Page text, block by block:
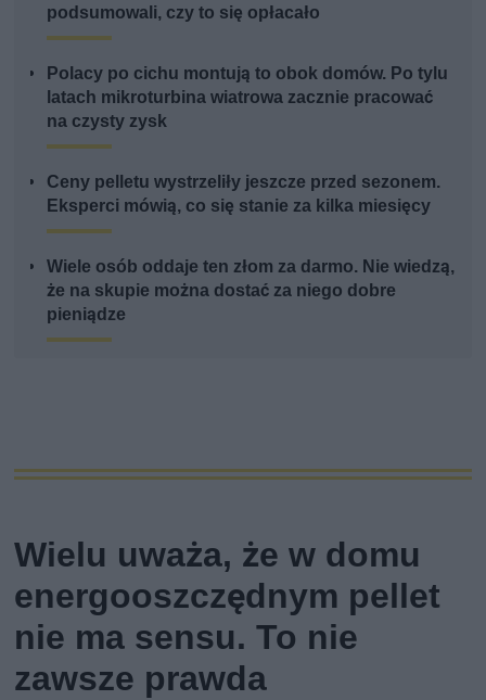
podsumowali, czy to się opłacało
Polacy po cichu montują to obok domów. Po tylu
latach mikroturbina wiatrowa zacznie pracować
na czysty zysk
Ceny pelletu wystrzeliły jeszcze przed sezonem.
Eksperci mówią, co się stanie za kilka miesięcy
Wiele osób oddaje ten złom za darmo. Nie wiedzą,
że na skupie można dostać za niego dobre
pieniądze
Wielu uważa, że w domu
energooszczędnym pellet
nie ma sensu. To nie
zawsze prawda